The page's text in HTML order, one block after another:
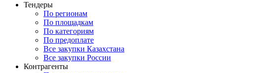
Тендеры
По регионам
По площадкам
По категориям
По предоплате
Все закупки Казахстана
Все закупки России
Контрагенты